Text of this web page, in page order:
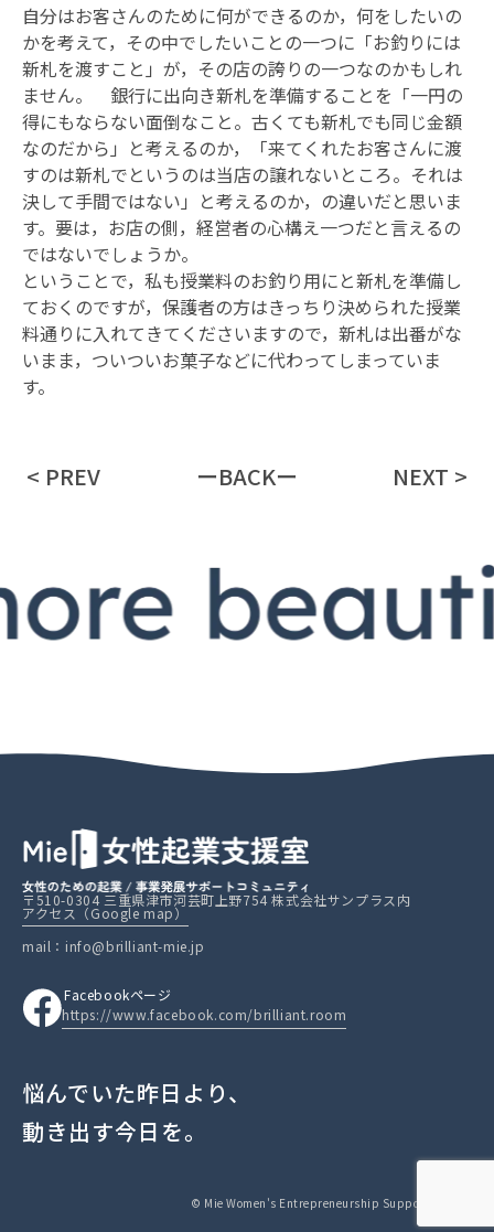
自分はお客さんのために何ができるのか，何をしたいの
かを考えて，その中でしたいことの一つに「お釣りには
新札を渡すこと」が，その店の誇りの一つなのかもしれ
ません。 銀行に出向き新札を準備することを「一円の
得にもならない面倒なこと。古くても新札でも同じ金額
なのだから」と考えるのか，「来てくれたお客さんに渡
すのは新札でというのは当店の譲れないところ。それは
決して手間ではない」と考えるのか，の違いだと思いま
す。要は，お店の側，経営者の心構え一つだと言えるの
ではないでしょうか。
ということで，私も授業料のお釣り用にと新札を準備し
ておくのですが，保護者の方はきっちり決められた授業
料通りに入れてきてくださいますので，新札は出番がな
いまま，ついついお菓子などに代わってしまっていま
す。
< PREV ーBACKー NEXT >
〒510-0304 三重県津市河芸町上野754 株式会社サンプラス内
アクセス（Google map）
mail：info@brilliant-mie.jp
Facebookページ
https://www.facebook.com/brilliant.room
悩んでいた昨日より、
動き出す今日を。
© Mie Women's Entrepreneurship Support Center.